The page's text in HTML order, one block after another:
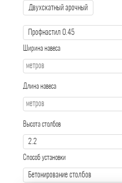
Двухскатный арочный
Ширина навеса
Длина навеса
Высота столбов
Способ установки